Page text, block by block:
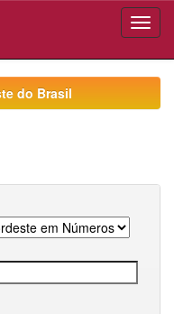
do Brasil